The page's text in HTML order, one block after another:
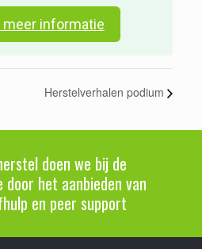
meer informatie
Herstelverhalen podium
doen we bij de
het aanbieden van
en peer support